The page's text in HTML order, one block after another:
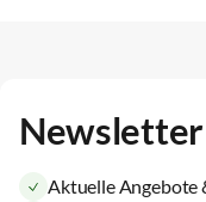
Newsletter
Aktuelle Angebote